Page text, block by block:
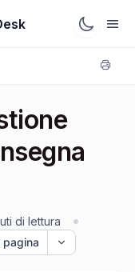
di lettura
pagina